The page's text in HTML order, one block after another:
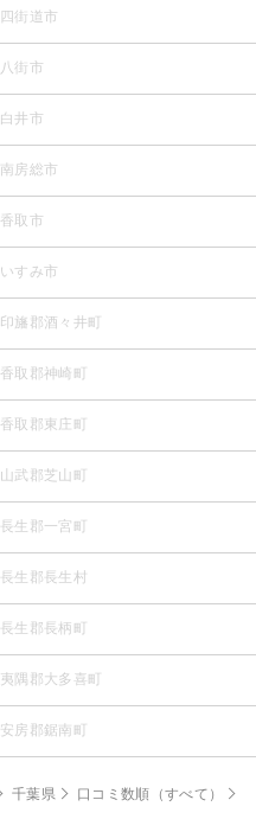
四街道市
八街市
白井市
南房総市
香取市
いすみ市
印旛郡酒々井町
香取郡神崎町
香取郡東庄町
山武郡芝山町
長生郡一宮町
長生郡長生村
長生郡長柄町
夷隅郡大多喜町
安房郡鋸南町
千葉県
口コミ数順（すべて）